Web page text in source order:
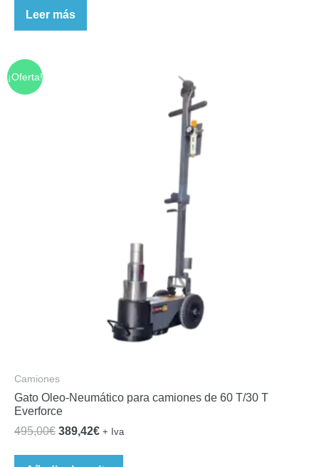
Leer más
¡Oferta!
Camiones
Gato Oleo-Neumático para camiones de 60 T/30 T
Everforce
495,00€ El
389,42€El+ Iva